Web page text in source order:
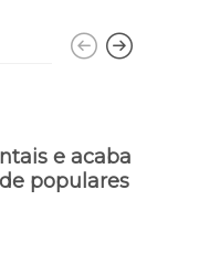
e acaba
populares